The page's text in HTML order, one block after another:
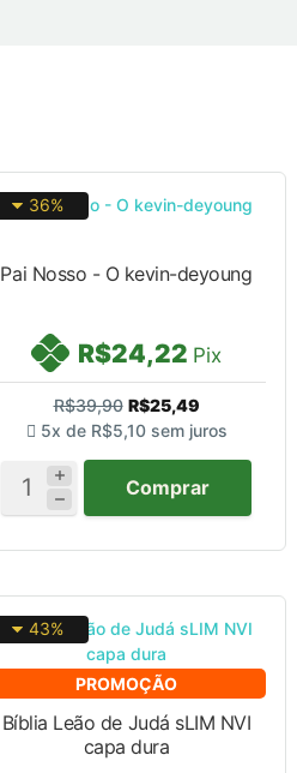
36%
Pai Nosso - O kevin-deyoung
R$24,22 Pix
R$39,90 R$25,49
5x de R$5,10 sem juros
Comprar
PROMOÇÃO
43%
Bíblia Leão de Judá sLIM NVI
capa dura